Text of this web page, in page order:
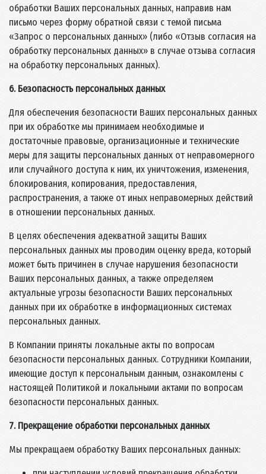
обработки Ваших персональных данных, направив нам
письмо через форму обратной связи с темой письма
«Запрос о персональных данных» (либо «Отзыв согласия на
обработку персональных данных» в случае отзыва согласия
на обработку персональных данных).
6. Безопасность персональных данных
Для обеспечения безопасности Ваших персональных данных
при их обработке мы принимаем необходимые и
достаточные правовые, организационные и технические
меры для защиты персональных данных от неправомерного
или случайного доступа к ним, их уничтожения, изменения,
блокирования, копирования, предоставления,
распространения, а также от иных неправомерных действий
в отношении персональных данных.
В целях обеспечения адекватной защиты Ваших
персональных данных мы проводим оценку вреда, который
может быть причинен в случае нарушения безопасности
Ваших персональных данных, а также определяем
актуальные угрозы безопасности Ваших персональных
данных при их обработке в информационных системах
персональных данных.
В Компании приняты локальные акты по вопросам
безопасности персональных данных. Сотрудники Компании,
имеющие доступ к персональным данным, ознакомлены с
настоящей Политикой и локальными актами по вопросам
безопасности персональных данных.
7. Прекращение обработки персональных данных
Мы прекращаем обработку Ваших персональных данных: